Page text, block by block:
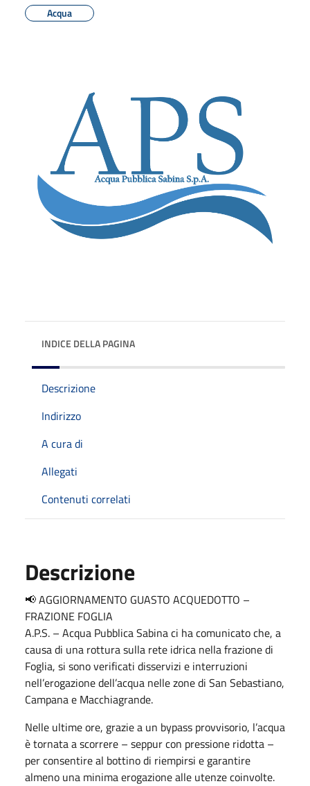
Acqua
INDICE DELLA PAGINA
Descrizione
Indirizzo
A cura di
Allegati
Contenuti correlati
Descrizione
📢 AGGIORNAMENTO GUASTO ACQUEDOTTO –
FRAZIONE FOGLIA
A.P.S. – Acqua Pubblica Sabina ci ha comunicato che, a
causa di una rottura sulla rete idrica nella frazione di
Foglia, si sono verificati disservizi e interruzioni
nell’erogazione dell’acqua nelle zone di San Sebastiano,
Campana e Macchiagrande.
Nelle ultime ore, grazie a un bypass provvisorio, l’acqua
è tornata a scorrere – seppur con pressione ridotta –
per consentire al bottino di riempirsi e garantire
almeno una minima erogazione alle utenze coinvolte.